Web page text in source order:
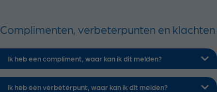
Complimenten, verbeterpunten en klachten
Ik heb een compliment, waar kan ik dit melden?
Ik heb een verbeterpunt, waar kan ik dit melden?